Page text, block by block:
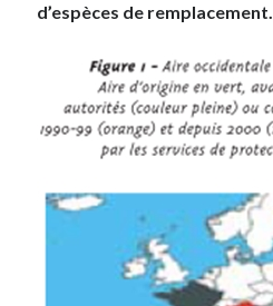
d’espèces de remplacement.